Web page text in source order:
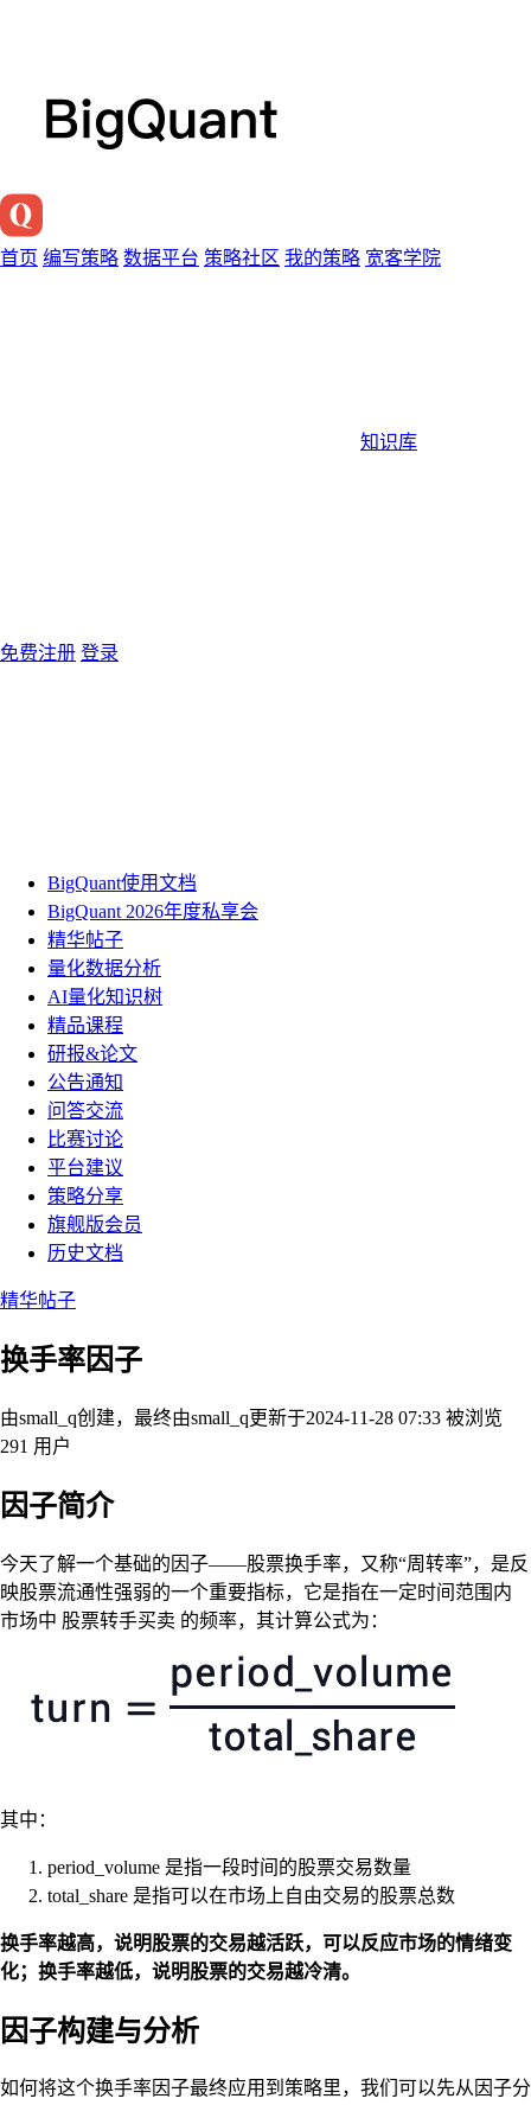
首页 编写策略 数据平台 策略社区 我的策略 宽客学院
知识库
免费注册 登录
BigQuant使用文档
BigQuant 2026年度私享会
精华帖子
量化数据分析
AI量化知识树
精品课程
研报&论文
公告通知
问答交流
比赛讨论
平台建议
策略分享
旗舰版会员
历史文档
精华帖子
换手率因子
由small_q创建，最终由small_q更新于2024-11-28 07:33 被浏览
291 用户
因子简介
今天了解一个基础的因子——股票换手率，又称“周转率”，是反
映股票流通性强弱的一个重要指标，它是指在一定时间范围内
市场中 股票转手买卖 的频率，其计算公式为：
其中：
period_volume 是指一段时间的股票交易数量
total_share 是指可以在市场上自由交易的股票总数
换手率越高，说明股票的交易越活跃，可以反应市场的情绪变
化；换手率越低，说明股票的交易越冷清。
因子构建与分析
如何将这个换手率因子最终应用到策略里，我们可以先从因子分